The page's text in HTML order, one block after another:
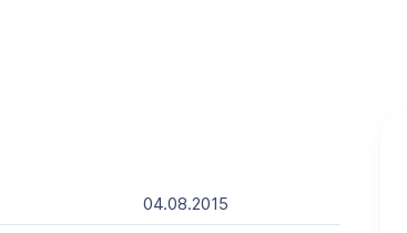
04.08.2015